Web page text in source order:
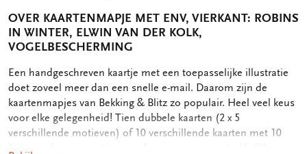
OVER KAARTENMAPJE MET ENV, VIERKANT: ROBINS
IN WINTER, ELWIN VAN DER KOLK,
VOGELBESCHERMING
OMSCHRIJVING
Een handgeschreven kaartje met een toepasselijke illustratie
doet zoveel meer dan een snelle e-mail. Daarom zijn de
kaartenmapjes van Bekking & Blitz zo populair. Heel veel keus
voor elke gelegenheid! Tien dubbele kaarten (2 x 5
verschillende motieven) of 10 verschillende kaarten met 10